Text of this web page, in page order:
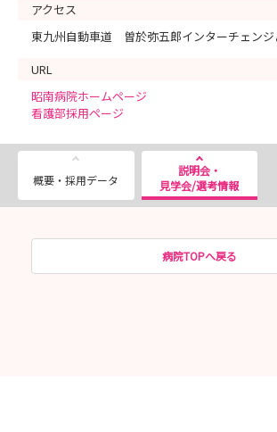
まずは話を聞いてみませんか。
＜お問い合わせ先＞
昭南病院 求人・広報統括室 園田
TEL：099-482-3984
E-mail：s-sonoda-shonan@aisei-kai.com
＜所要時間＞
約30分
＜開催日時＞
● 8月20日 （木）18：00～20：00の間で調整
● 8月25日 （火）18：00～20：00の間で調整
● 8月29日 （土） 9：30～13：00の間で調整
開始時間はお申込みの際にご相談ください。
＜申し込み期限＞
前日の17：00まで
アクセス
東九州自動車道 曽於弥五郎インターチェンジ
URL
昭南病院ホームページ
看護部採用ページ
概要・採用データ
説明会・
見学会/選考情報
病院TOPへ戻る